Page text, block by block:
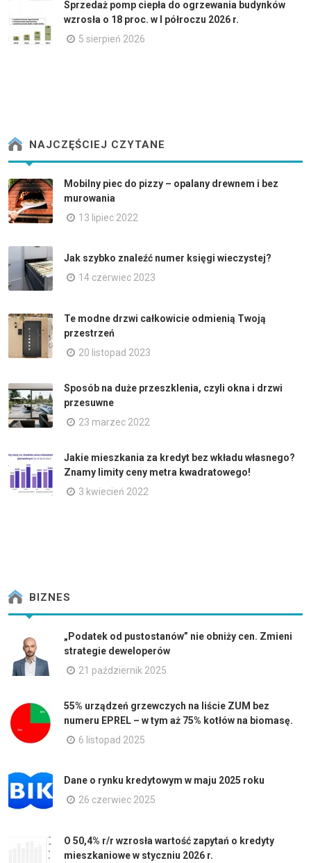
Sprzedaż pomp ciepła do ogrzewania budynków
wzrosła o 18 proc. w I półroczu 2026 r.
5 sierpień 2026
NAJCZĘŚCIEJ CZYTANE
Mobilny piec do pizzy – opalany drewnem i bez
murowania
13 lipiec 2022
Jak szybko znaleźć numer księgi wieczystej?
14 czerwiec 2023
Te modne drzwi całkowicie odmienią Twoją
przestrzeń
20 listopad 2023
Sposób na duże przeszklenia, czyli okna i drzwi
przesuwne
23 marzec 2022
Jakie mieszkania za kredyt bez wkładu własnego?
Znamy limity ceny metra kwadratowego!
3 kwiecień 2022
BIZNES
„Podatek od pustostanów” nie obniży cen. Zmieni
strategie deweloperów
21 październik 2025
55% urządzeń grzewczych na liście ZUM bez
numeru EPREL – w tym aż 75% kotłów na biomasę.
6 listopad 2025
Dane o rynku kredytowym w maju 2025 roku
26 czerwiec 2025
O 50,4% r/r wzrosła wartość zapytań o kredyty
mieszkaniowe w styczniu 2026 r.